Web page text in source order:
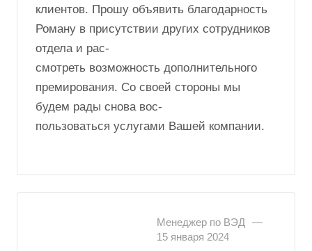
клиентов. Прошу объявить благодарность
Роману в присутствии других сотрудников
отдела и рас-
смотреть возможность дополнительного
премирования. Со своей стороны мы
будем рады снова вос-
пользоваться услугами Вашей компании.
Менеджер по ВЭД
—
15 января 2024